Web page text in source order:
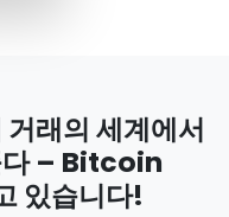
래의 세계에서
다 – Bitcoin
있습니다!